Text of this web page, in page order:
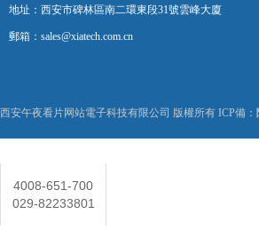
地址：西安市碑林區南二環東段31號雲峰大廈
郵箱：sales@xiatech.com.cn
西安午夜看片网站電子科技有限公司 版權所有 ICP備：
4008-651-700
029-82233801